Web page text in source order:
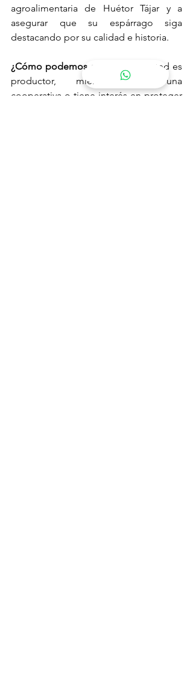
agroalimentaria de Huétor Tájar y a
asegurar que su espárrago siga
destacando por su calidad e historia.
¿Cómo podemos ayudarle?
Si usted es
productor, miembro de una
cooperativa o tiene interés en proteger